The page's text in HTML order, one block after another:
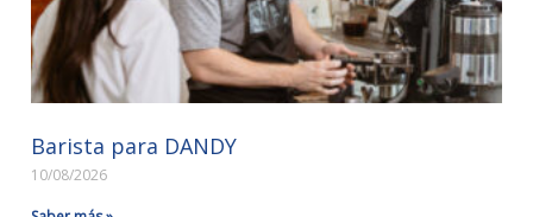
Barista para DANDY
10/08/2026